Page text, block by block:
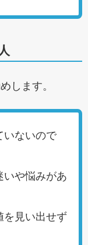
します。
いないので
いや悩みがあ
を見い出せず